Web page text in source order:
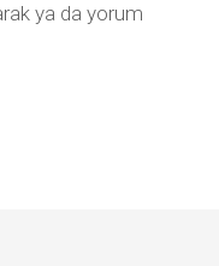
ya da yorum